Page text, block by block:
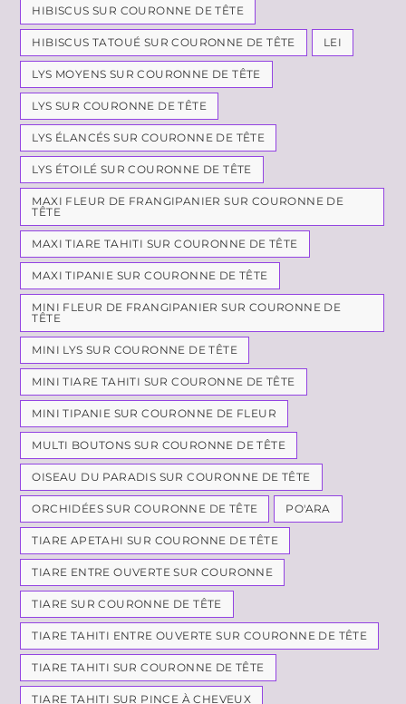
HIBISCUS SUR COURONNE DE TÊTE
HIBISCUS TATOUÉ SUR COURONNE DE TÊTE LEI
LYS MOYENS SUR COURONNE DE TÊTE
LYS SUR COURONNE DE TÊTE
LYS ÉLANCÉS SUR COURONNE DE TÊTE
LYS ÉTOILÉ SUR COURONNE DE TÊTE
MAXI FLEUR DE FRANGIPANIER SUR COURONNE DE
TÊTE
MAXI TIARE TAHITI SUR COURONNE DE TÊTE
MAXI TIPANIE SUR COURONNE DE TÊTE
MINI FLEUR DE FRANGIPANIER SUR COURONNE DE
TÊTE
MINI LYS SUR COURONNE DE TÊTE
MINI TIARE TAHITI SUR COURONNE DE TÊTE
MINI TIPANIE SUR COURONNE DE FLEUR
MULTI BOUTONS SUR COURONNE DE TÊTE
OISEAU DU PARADIS SUR COURONNE DE TÊTE
ORCHIDÉES SUR COURONNE DE TÊTE PO'ARA
TIARE APETAHI SUR COURONNE DE TÊTE
TIARE ENTRE OUVERTE SUR COURONNE
TIARE SUR COURONNE DE TÊTE
TIARE TAHITI ENTRE OUVERTE SUR COURONNE DE TÊTE
TIARE TAHITI SUR COURONNE DE TÊTE
TIARE TAHITI SUR PINCE À CHEVEUX